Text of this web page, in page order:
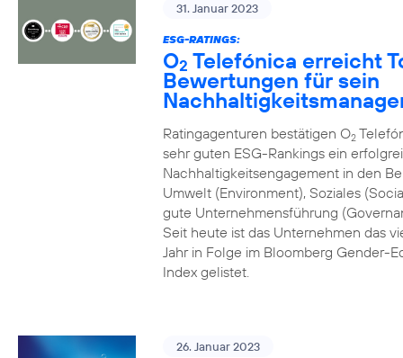
31. Januar 2023
ESG-RATINGS:
O2 Telefónica erreicht
Bewertungen für sein
Ratingagenturen bestätigen O2
sehr guten ESG-Rankings ein
Nachhaltigkeitsengagement in den
Umwelt (Environment), Soziales
gute Unternehmensführung
Seit heute ist das Unternehmen das
Jahr in Folge im Bloomberg Gender-
Index gelistet.
26. Januar 2023